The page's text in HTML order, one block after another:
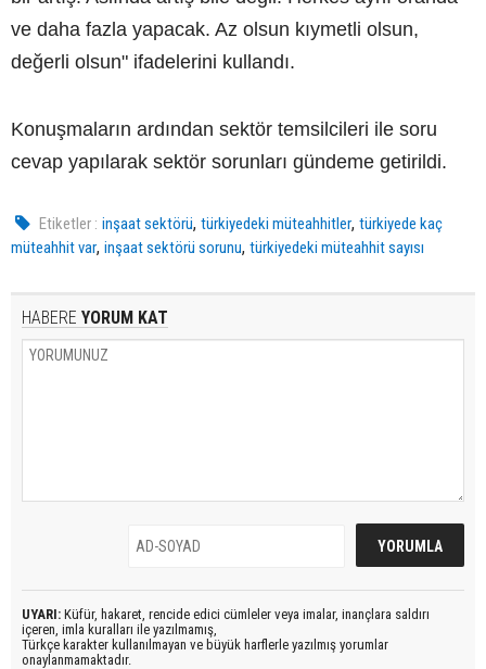
ve daha fazla yapacak. Az olsun kıymetli olsun,
değerli olsun" ifadelerini kullandı.
Konuşmaların ardından sektör temsilcileri ile soru
cevap yapılarak sektör sorunları gündeme getirildi.
Etiketler : inşaat sektörü,türkiyedeki müteahhitler,türkiyede kaç
müteahhit var, inşaat sektörü sorunu, türkiyedeki müteahhit sayısı
HABERE YORUM KAT
UYARI: Küfür, hakaret, rencide edici cümleler veya imalar, inançlara saldırı
içeren, imla kuralları ile yazılmamış,
Türkçe karakter kullanılmayan ve büyük harflerle yazılmış yorumlar
onaylanmamaktadır.